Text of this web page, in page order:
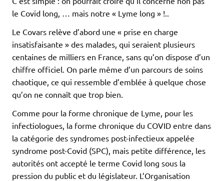
le Covid long, … mais notre « Lyme long » !..
Le Covars relève d’abord une « prise en charge
insatisfaisante » des malades, qui seraient plusieurs
centaines de milliers en France, sans qu’on dispose d’un
chiffre officiel. On parle même d’un parcours de soins
chaotique, ce qui ressemble d’emblée à quelque chose
qu’on ne connaît que trop bien.
Comme pour la forme chronique de Lyme, pour les
infectiologues, la forme chronique du COVID entre dans
la catégorie des syndromes post-infectieux appelée
syndrome post-Covid (SPC), mais petite différence, les
autorités ont accepté le terme Covid long sous la
pression du public et du législateur. L’Organisation